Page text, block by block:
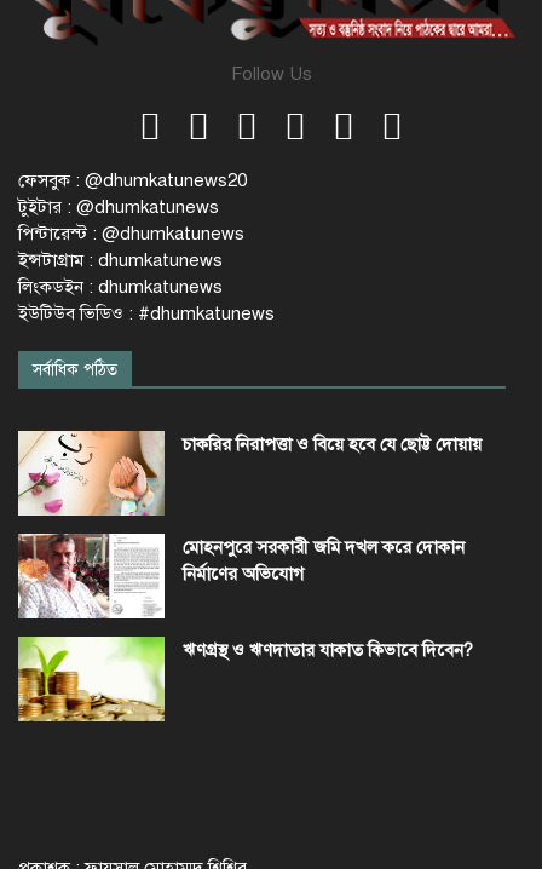
Follow Us
ফেসবুক : @dhumkatunews20
টুইটার : @dhumkatunews
পিন্টারেস্ট : @dhumkatunews
ইন্সটাগ্রাম : dhumkatunews
লিংকডইন : dhumkatunews
ইউটিউব ভিডিও : #dhumkatunews
সর্বাধিক পঠিত
চাকরির নিরাপত্তা ও বিয়ে হবে যে ছোট্ট দোয়ায়
মোহনপুরে সরকারী জমি দখল করে দোকান
নির্মাণের অভিযোগ
ঋণগ্রস্থ ও ঋণদাতার যাকাত কিভাবে দিবেন?